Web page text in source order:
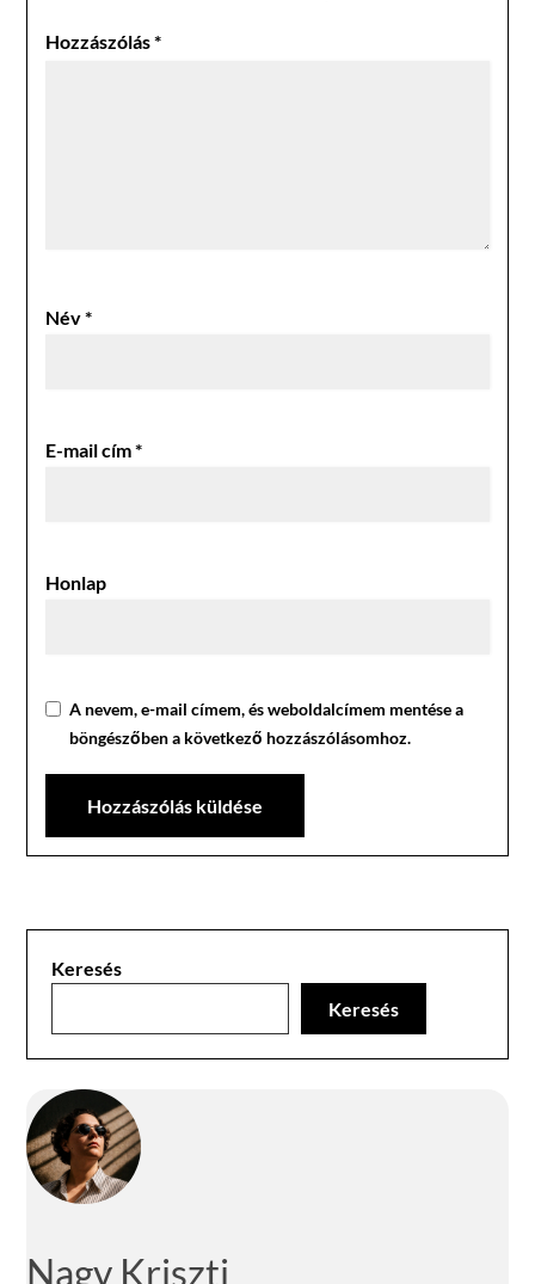
Hozzászólás*
Név*
E-mail cím*
Honlap
A nevem, e-mail címem, és weboldalcímem mentése a
böngészőben a következő hozzászólásomhoz.
Keresés
Keresés
Nagy Kriszti